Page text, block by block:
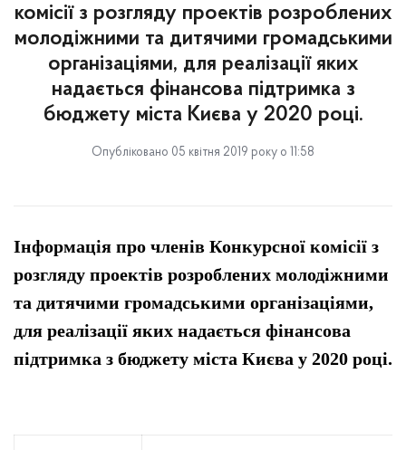
комісії з розгляду проектів розроблених
молодіжними та дитячими громадськими
організаціями, для реалізації яких
надається фінансова підтримка з
бюджету міста Києва у 2020 році.
Опубліковано 05 квітня 2019 року о 11:58
Інформація про членів Конкурсної комісії з
розгляду проектів розроблених молодіжними
та дитячими громадськими організаціями,
для реалізації яких надається фінансова
підтримка з бюджету міста Києва у 2020 році.